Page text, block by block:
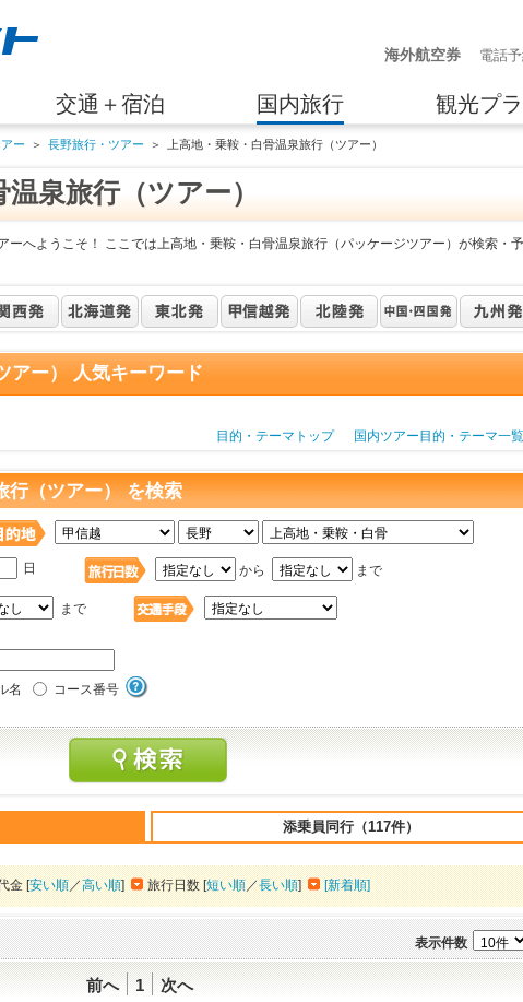
海外航空券 電話
交通＋宿泊 国内旅行 観光プ
ー ＞ 長野旅行・ツアー ＞ 上高地・乗鞍・白骨温泉旅行（ツアー）
泉旅行（ツアー）
ーへようこそ！ ここでは上高地・乗鞍・白骨温泉旅行（パッケージツアー）が検索・予
アー） 人気キーワード
目的・テーマトップ
国内ツアー目的・テーマ一覧
行（ツアー） を検索
日 から まで
まで
名 コース番号
添乗員同行（117件）
金 [安い順／高い順] 旅行日数 [短い順／長い順] [新着順]
表示件数
前へ 1 次へ